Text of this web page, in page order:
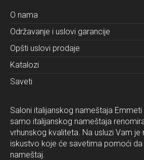
O nama
Održavanje i uslovi garancije
Opšti uslovi prodaje
Katalozi
Saveti
Saloni italijanskog nameštaja
samo italijanskog nameštaja
vrhunskog kvaliteta. Na usluzi Vam
iskustvo koje će savetima pomoći
nameštaj.